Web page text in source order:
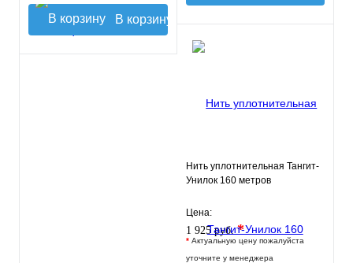
В корзину
Нить уплотнительная Тангит-
Унилок 160 метров
Цена:
1 925 руб.*
* Актуальную цену пожалуйста
уточните у менеджера